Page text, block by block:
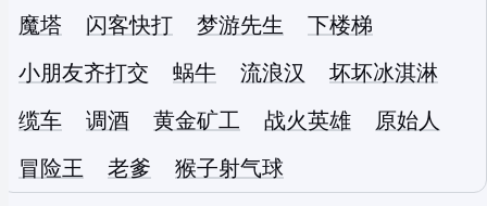
魔塔
闪客快打 梦游先生
下楼梯
小朋友齐打交
蜗牛 流浪汉
坏坏冰淇淋
缆车
调酒 黄金矿工 战火英雄
原始人
冒险王
老爹 猴子射气球